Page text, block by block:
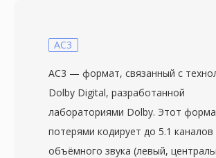
медиаданных. Контейнер чаще
звуком AAC, хотя поддерживает и
спектр альтернативных кодеков —
MPEG-4 Visual, AC-3 и ALAC.
предусматривает продвинутые
AC3
AC3 — формат, связанный с
Dolby Digital, разработанной
лабораториями Dolby. Этот
потерями кодирует до 5.1 каналов
объёмного звука (левый,